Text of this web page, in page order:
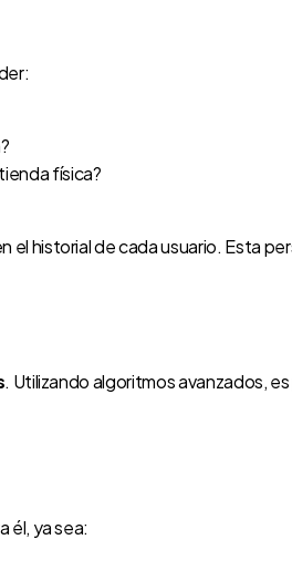
física?
historial de cada usuario. Esta
. Utilizando algoritmos avanzados,
él, ya sea: